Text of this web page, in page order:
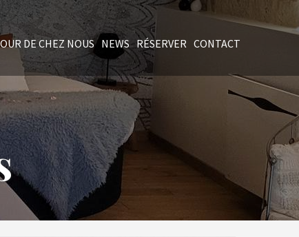
DE CHEZ NOUS NEWS RÉSERVER CONTACT